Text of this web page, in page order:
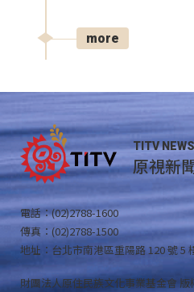
more
TITV NEWS
原視新
電話：(02)2788-1600
傳真：(02)2788-1500
地址：台北市南港區重陽路 120 號 5
財團法人原住民族文化事業基金會 版